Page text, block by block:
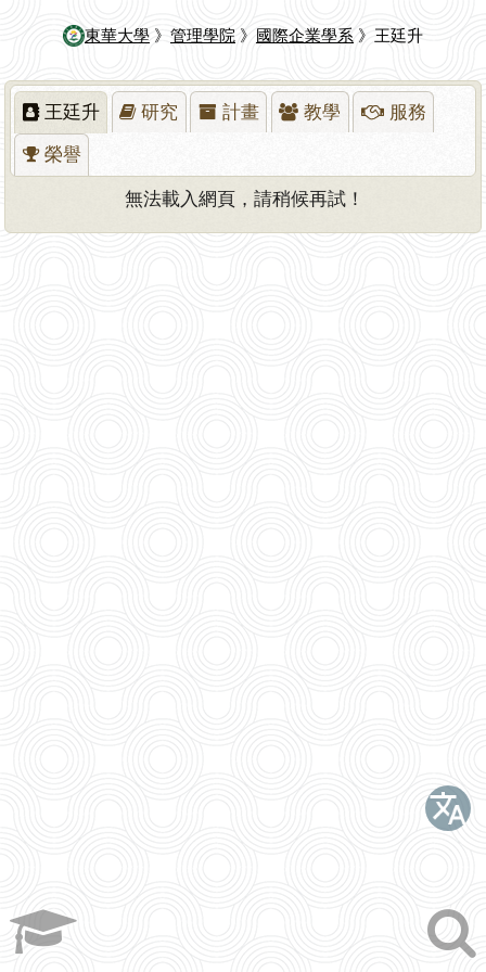
東華大學 》 管理學院 》 國際企業學系 》王廷升
王廷升 研究 計畫 教學 服務
榮譽
無法載入網頁，請稍候再試！